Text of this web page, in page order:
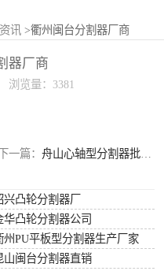
讯 >衢州闽台分割器厂商
器厂商
浏览量：3381
下一篇： 舟山心轴型分割器批发价格
兴凸轮分割器厂
华凸轮分割器公司
州PU平板型分割器生产厂家
山闽台分割器直销